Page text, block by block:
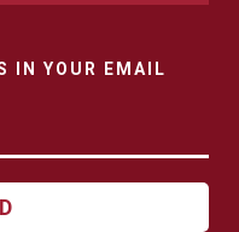
IN YOUR EMAIL